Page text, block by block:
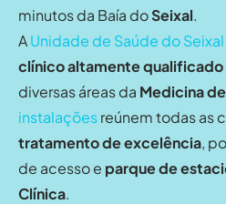
minutos da Baía doSeixal.
AUnidade de Saúde do Seixal
clínico altamente
diversas áreas da Medicina
instalaçõesreúnem todas as
tratamento de excelência,
de acesso e parque de
Clínica.